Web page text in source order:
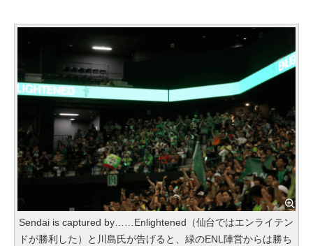
Sendai is captured by……Enlightened（仙台ではエンライテン
ドが勝利した）と川島氏が告げると、緑のENL陣営からは勝ち